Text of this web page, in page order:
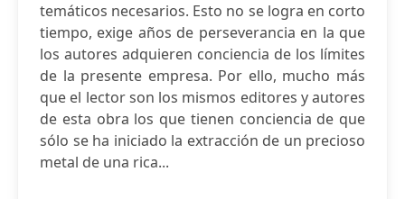
temáticos necesarios. Esto no se logra en corto
tiempo, exige años de perseverancia en la que
los autores adquieren conciencia de los límites
de la presente empresa. Por ello, mucho más
que el lector son los mismos editores y autores
de esta obra los que tienen conciencia de que
sólo se ha iniciado la extracción de un precioso
metal de una rica...